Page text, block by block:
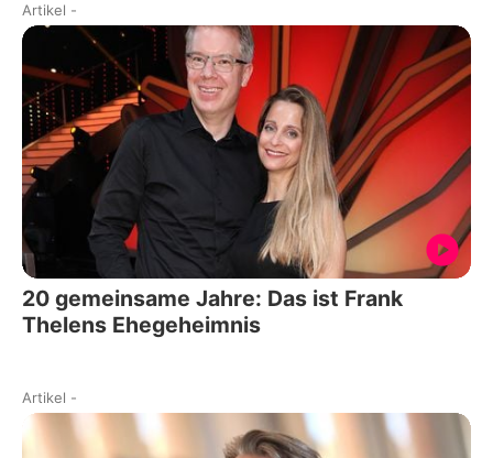
Artikel -
20 gemeinsame Jahre: Das ist Frank
Thelens Ehegeheimnis
Artikel -